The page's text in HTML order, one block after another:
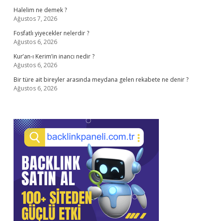
Halelim ne demek ?
Ağustos 7, 2026
Fosfatlı yiyecekler nelerdir ?
Ağustos 6, 2026
Kur’an-ı Kerim’in inancı nedir ?
Ağustos 6, 2026
Bir türe ait bireyler arasında meydana gelen rekabete ne denir ?
Ağustos 6, 2026